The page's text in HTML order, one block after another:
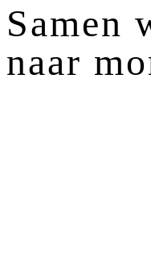
Samen
naar